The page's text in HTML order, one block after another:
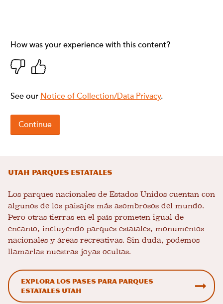
Utah Parques estatales
Los parques nacionales de Estados Unidos cuentan con
algunos de los paisajes más asombrosos del mundo.
Pero otras tierras en el país prometen igual de
encanto, incluyendo parques estatales, monumentos
nacionales y áreas recreativas. Sin duda, podemos
llamarlas nuestras joyas ocultas.
Explora los pases para parques
estatales Utah